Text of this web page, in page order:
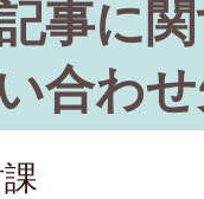
事に
合わ